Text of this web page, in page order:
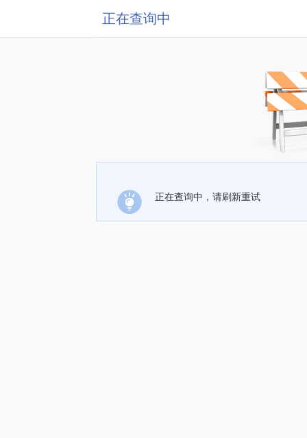
正在查询中
正在查询中，请刷新重试